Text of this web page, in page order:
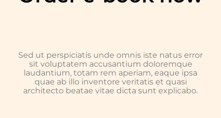
Sed ut perspiciatis unde omnis iste natus error
sit voluptatem accusantium doloremque
laudantium, totam rem aperiam, eaque ipsa
quae ab illo inventore veritatis et quasi
architecto beatae vitae dicta sunt explicabo.